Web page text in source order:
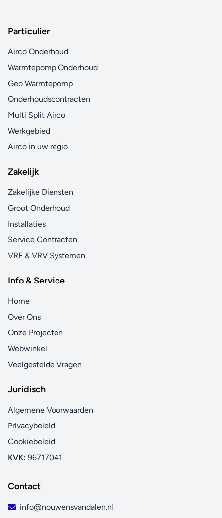
Particulier
Airco Onderhoud
Warmtepomp Onderhoud
Geo Warmtepomp
Onderhoudscontracten
Multi Split Airco
Werkgebied
Airco in uw regio
Zakelijk
Zakelijke Diensten
Groot Onderhoud
Installaties
Service Contracten
VRF & VRV Systemen
Info & Service
Home
Over Ons
Onze Projecten
Webwinkel
Veelgestelde Vragen
Juridisch
Algemene Voorwaarden
Privacybeleid
Cookiebeleid
KVK: 96717041
Contact
info@nouwensvandalen.nl